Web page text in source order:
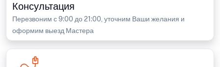
Консультация
Перезвоним с 9:00 до 21:00, уточним Ваши желания и
оформим выезд Мастера